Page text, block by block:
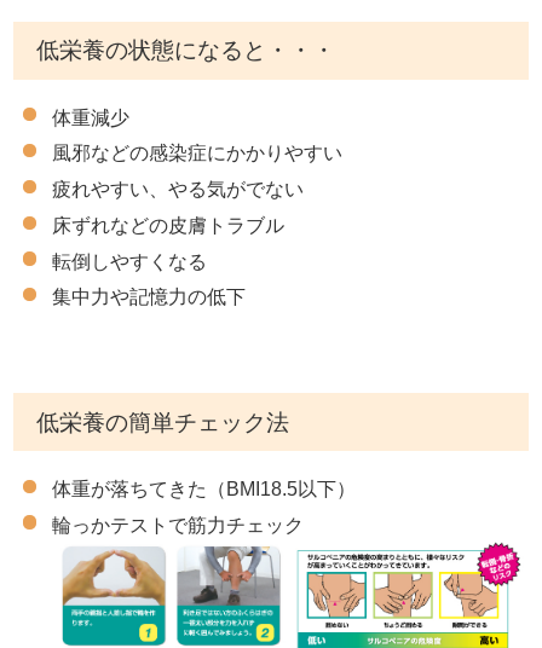
低栄養の状態になると・・・
体重減少
風邪などの感染症にかかりやすい
疲れやすい、やる気がでない
床ずれなどの皮膚トラブル
転倒しやすくなる
集中力や記憶力の低下
低栄養の簡単チェック法
体重が落ちてきた（BMI18.5以下）
輪っかテストで筋力チェック